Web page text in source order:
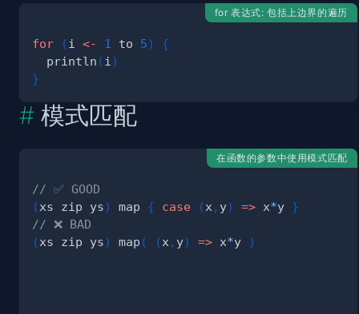
for 表达式: 包括上边界的遍历
for ( i <- 1 to 5)
{
  println
( i )
}
模式匹配
在函数的参数中使用模式匹配
// ✅ GOOD
(xs zip ys) map { case (x , y) => x*y }
// ❌ BAD
(xs zip ys) map ( (x , y) => x*y )